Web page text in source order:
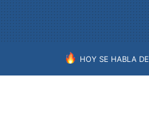
HOY SE HABLA DE